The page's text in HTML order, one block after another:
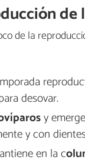
de
de la
desovar.
y
y con
en la c